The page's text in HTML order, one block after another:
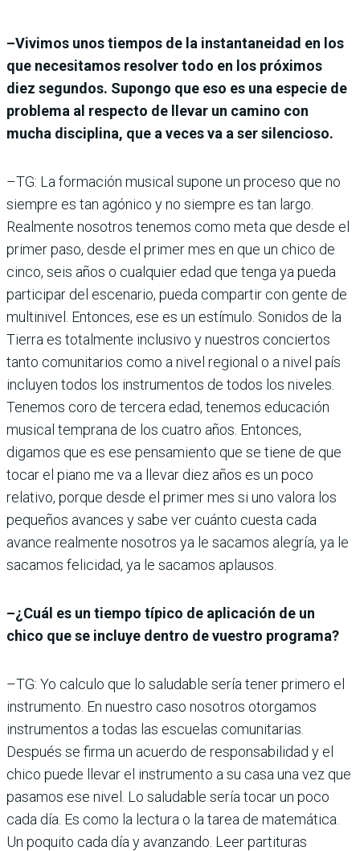
–Vivimos unos tiempos de la instantaneidad en los
que necesitamos resolver todo en los próximos
diez segundos. Supongo que eso es una especie de
problema al respecto de llevar un camino con
mucha disciplina, que a veces va a ser silencioso.
–TG: La formación musical supone un proceso que no
siempre es tan agónico y no siempre es tan largo.
Realmente nosotros tenemos como meta que desde el
primer paso, desde el primer mes en que un chico de
cinco, seis años o cualquier edad que tenga ya pueda
participar del escenario, pueda compartir con gente de
multinivel. Entonces, ese es un estímulo. Sonidos de la
Tierra es totalmente inclusivo y nuestros conciertos
tanto comunitarios como a nivel regional o a nivel país
incluyen todos los instrumentos de todos los niveles.
Tenemos coro de tercera edad, tenemos educación
musical temprana de los cuatro años. Entonces,
digamos que es ese pensamiento que se tiene de que
tocar el piano me va a llevar diez años es un poco
relativo, porque desde el primer mes si uno valora los
pequeños avances y sabe ver cuánto cuesta cada
avance realmente nosotros ya le sacamos alegría, ya le
sacamos felicidad, ya le sacamos aplausos.
–¿Cuál es un tiempo típico de aplicación de un
chico que se incluye dentro de vuestro programa?
–TG: Yo calculo que lo saludable sería tener primero el
instrumento. En nuestro caso nosotros otorgamos
instrumentos a todas las escuelas comunitarias.
Después se firma un acuerdo de responsabilidad y el
chico puede llevar el instrumento a su casa una vez que
pasamos ese nivel. Lo saludable sería tocar un poco
cada día. Es como la lectura o la tarea de matemática.
Un poquito cada día y avanzando. Leer partituras